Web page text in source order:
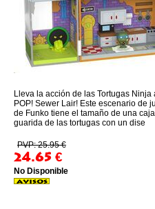
Lleva la acción de las Tortugas
POP! Sewer Lair! Este escenario de
de Funko tiene el tamaño de una
guarida de las tortugas con un dise
PVP: 25.95 €
24.65 €
No Disponible